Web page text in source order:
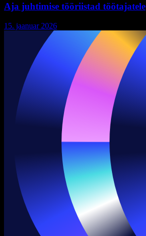
Aja juhtimise tööriistad töötajatele
15. jaanuar 2026